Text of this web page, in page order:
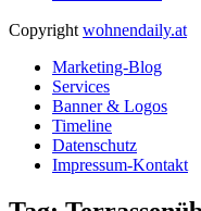
Copyright wohnendaily.at
Marketing-Blog
Services
Banner & Logos
Timeline
Datenschutz
Impressum-Kontakt